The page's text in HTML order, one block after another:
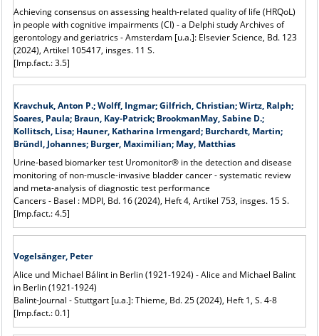
Achieving consensus on assessing health-related quality of life (HRQoL)
in people with cognitive impairments (CI) - a Delphi study Archives of
gerontology and geriatrics - Amsterdam [u.a.]: Elsevier Science, Bd. 123
(2024), Artikel 105417, insges. 11 S.
[Imp.fact.: 3.5]
Kravchuk, Anton P.; Wolff, Ingmar; Gilfrich, Christian; Wirtz, Ralph;
Soares, Paula; Braun, Kay-Patrick; BrookmanMay, Sabine D.;
Kollitsch, Lisa; Hauner, Katharina Irmengard; Burchardt, Martin;
Bründl, Johannes; Burger, Maximilian; May, Matthias
Urine-based biomarker test Uromonitor® in the detection and disease
monitoring of non-muscle-invasive bladder cancer - systematic review
and meta-analysis of diagnostic test performance
Cancers - Basel : MDPI, Bd. 16 (2024), Heft 4, Artikel 753, insges. 15 S.
[Imp.fact.: 4.5]
Vogelsänger, Peter
Alice und Michael Bálint in Berlin (1921-1924) - Alice and Michael Balint
in Berlin (1921-1924)
Balint-Journal - Stuttgart [u.a.]: Thieme, Bd. 25 (2024), Heft 1, S. 4-8
[Imp.fact.: 0.1]